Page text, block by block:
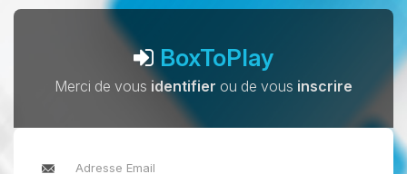
BoxToPlay
Merci de vous identifier ou de vous inscrire